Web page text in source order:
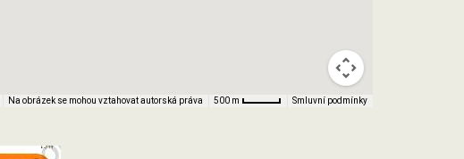
Na obrázek se mohou vztahovat autorská práva 500 m Smluvní podmínky